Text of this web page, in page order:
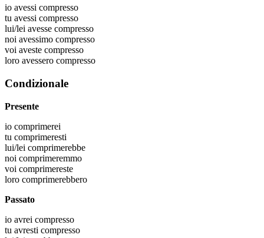
io avessi compresso
tu avessi compresso
lui/lei avesse compresso
noi avessimo compresso
voi aveste compresso
loro avessero compresso
Condizionale
Presente
io comprimerei
tu comprimeresti
lui/lei comprimerebbe
noi comprimeremmo
voi comprimereste
loro comprimerebbero
Passato
io avrei compresso
tu avresti compresso